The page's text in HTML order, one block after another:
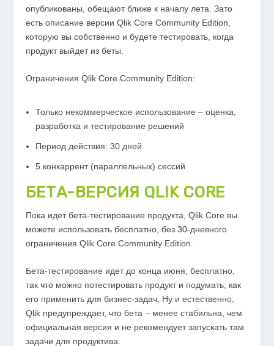
опубликованы, обещают ближе к началу лета. Зато
есть описание версии Qlik Core Community Edition,
которую вы собственно и будете тестировать, когда
продукт выйдет из беты.
Ограничения Qlik Core Community Edition:
Только некоммерческое использование – оценка,
разработка и тестирование решений
Период действия: 30 дней
5 конкаррент (параллельных) сессий
БЕТА-ВЕРСИЯ QLIK CORE
Пока идет бета-тестирование продукта, Qlik Core вы
можете использовать бесплатно, без 30-дневного
ограничения Qlik Core Community Edition.
Бета-тестирование идет до конца июня, бесплатно,
так что можно потестировать продукт и подумать, как
его применить для бизнес-задач. Ну и естественно,
Qlik предупреждает, что бета – менее стабильна, чем
официальная версия и не рекомендует запускать там
задачи для продуктива.